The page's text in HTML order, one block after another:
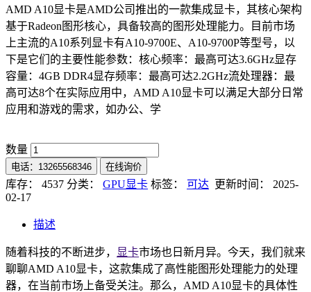
AMD A10显卡是AMD公司推出的一款集成显卡，其核心架构
基于Radeon图形核心，具备较高的图形处理能力。目前市场
上主流的A10系列显卡有A10-9700E、A10-9700P等型号，以
下是它们的主要性能参数：核心频率：最高可达3.6GHz显存
容量：4GB DDR4显存频率：最高可达2.2GHz流处理器：最
高可达8个在实际应用中，AMD A10显卡可以满足大部分日常
应用和游戏的需求，如办公、学
数量
电话：13265568346 在线询价
库存： 4537 分类： GPU显卡 标签： 可达
更新时间： 2025-
02-17
描述
随着科技的不断进步， 显卡市场也日新月异。今天，我们就来
聊聊AMD A10显卡，这款集成了高性能图形处理能力的处理
器，在当前市场上备受关注。那么，AMD A10显卡的具体性